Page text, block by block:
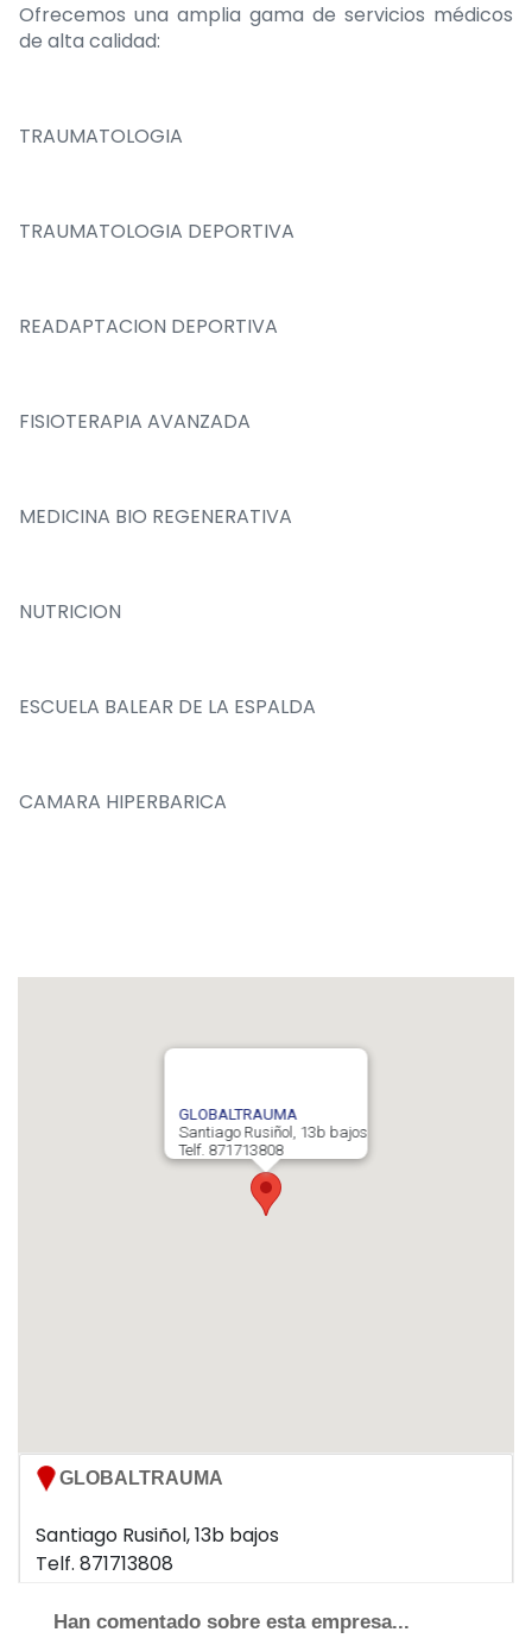
Ofrecemos una amplia gama de servicios médicos
de alta calidad:
TRAUMATOLOGIA
TRAUMATOLOGIA DEPORTIVA
READAPTACION DEPORTIVA
FISIOTERAPIA AVANZADA
MEDICINA BIO REGENERATIVA
NUTRICION
ESCUELA BALEAR DE LA ESPALDA
CAMARA HIPERBARICA
GLOBALTRAUMA
Santiago Rusiñol, 13b bajos
Telf. 871713808
GLOBALTRAUMA
Santiago Rusiñol, 13b bajos
Telf. 871713808
Han comentado sobre esta empresa...